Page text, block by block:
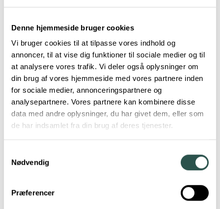
Denne hjemmeside bruger cookies
Vi bruger cookies til at tilpasse vores indhold og
annoncer, til at vise dig funktioner til sociale medier og til
at analysere vores trafik. Vi deler også oplysninger om
din brug af vores hjemmeside med vores partnere inden
for sociale medier, annonceringspartnere og
analysepartnere. Vores partnere kan kombinere disse
data med andre oplysninger, du har givet dem, eller som
de har indsamlet fra din brug af deres tjenester.
Nødvendig
Præferencer
Urban Arrow Velorbis